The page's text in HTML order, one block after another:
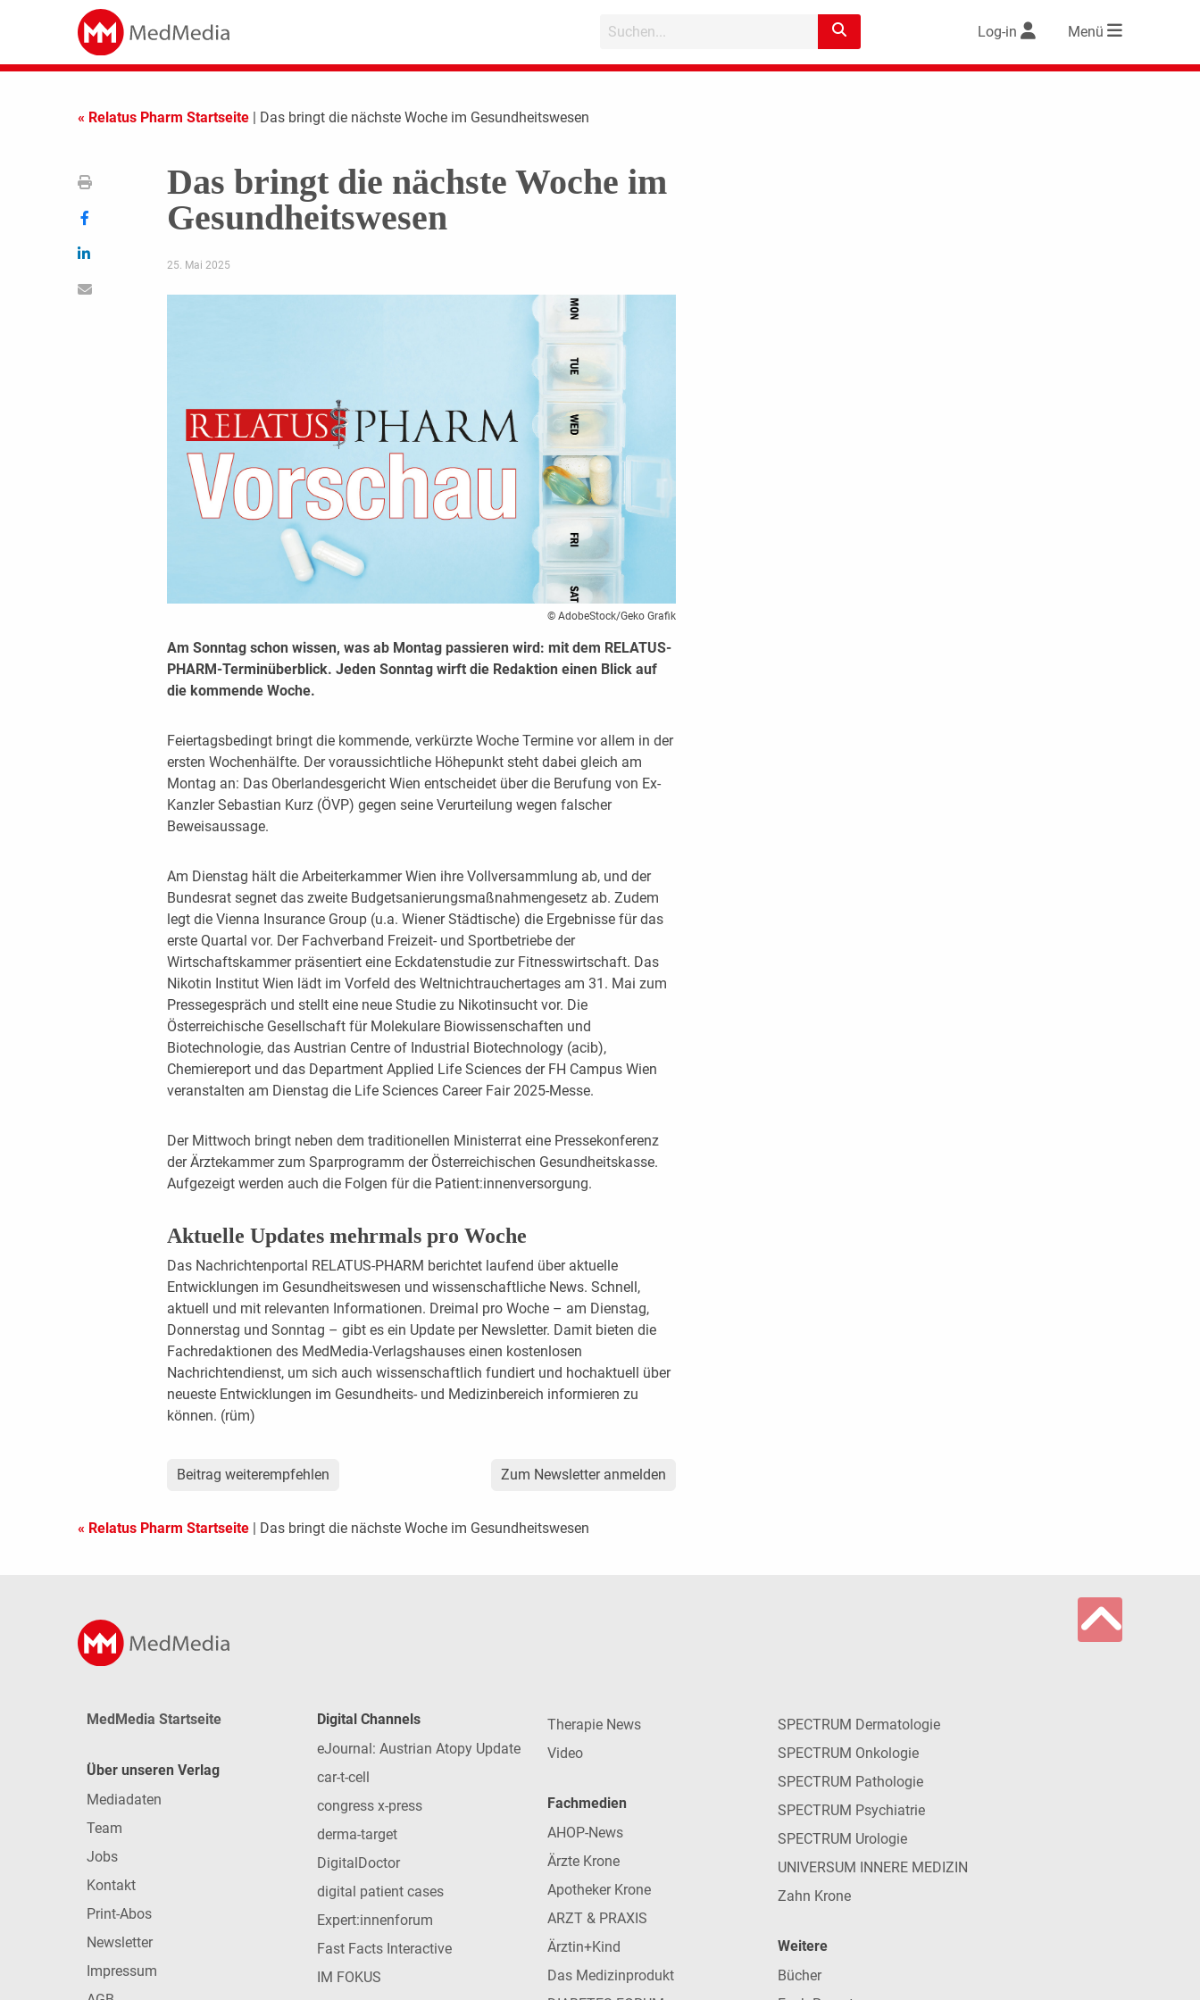
Log-in Menü
« Relatus Pharm Startseite | Das bringt die nächste Woche im Gesundheitswesen
Das bringt die nächste Woche im
Gesundheitswesen
25. Mai 2025
© AdobeStock/Geko Grafik
Am Sonntag schon wissen, was ab Montag passieren wird: mit dem RELATUS-
PHARM-Terminüberblick. Jeden Sonntag wirft die Redaktion einen Blick auf
die kommende Woche.
Feiertagsbedingt bringt die kommende, verkürzte Woche Termine vor allem in der
ersten Wochenhälfte. Der voraussichtliche Höhepunkt steht dabei gleich am
Montag an: Das Oberlandesgericht Wien entscheidet über die Berufung von Ex-
Kanzler Sebastian Kurz (ÖVP) gegen seine Verurteilung wegen falscher
Beweisaussage.
Am Dienstag hält die Arbeiterkammer Wien ihre Vollversammlung ab, und der
Bundesrat segnet das zweite Budgetsanierungsmaßnahmengesetz ab. Zudem
legt die Vienna Insurance Group (u.a. Wiener Städtische) die Ergebnisse für das
erste Quartal vor. Der Fachverband Freizeit- und Sportbetriebe der
Wirtschaftskammer präsentiert eine Eckdatenstudie zur Fitnesswirtschaft. Das
Nikotin Institut Wien lädt im Vorfeld des Weltnichtrauchertages am 31. Mai zum
Pressegespräch und stellt eine neue Studie zu Nikotinsucht vor. Die
Österreichische Gesellschaft für Molekulare Biowissenschaften und
Biotechnologie, das Austrian Centre of Industrial Biotechnology (acib),
Chemiereport und das Department Applied Life Sciences der FH Campus Wien
veranstalten am Dienstag die Life Sciences Career Fair 2025-Messe.
Der Mittwoch bringt neben dem traditionellen Ministerrat eine Pressekonferenz
der Ärztekammer zum Sparprogramm der Österreichischen Gesundheitskasse.
Aufgezeigt werden auch die Folgen für die Patient:innenversorgung.
Aktuelle Updates mehrmals pro Woche
Das Nachrichtenportal RELATUS-PHARM berichtet laufend über aktuelle
Entwicklungen im Gesundheitswesen und wissenschaftliche News. Schnell,
aktuell und mit relevanten Informationen. Dreimal pro Woche – am Dienstag,
Donnerstag und Sonntag – gibt es ein Update per Newsletter. Damit bieten die
Fachredaktionen des MedMedia-Verlagshauses einen kostenlosen
Nachrichtendienst, um sich auch wissenschaftlich fundiert und hochaktuell über
neueste Entwicklungen im Gesundheits- und Medizinbereich informieren zu
können. (rüm)
Beitrag weiterempfehlen Zum Newsletter anmelden
« Relatus Pharm Startseite | Das bringt die nächste Woche im Gesundheitswesen
MedMedia Startseite
Über unseren Verlag
Mediadaten
Team
Jobs
Kontakt
Print-Abos
Newsletter
Impressum
Digital Channels
eJournal: Austrian Atopy Update
car-t-cell
congress x-press
derma-target
DigitalDoctor
digital patient cases
Expert:innenforum
Fast Facts Interactive
IM FOKUS
Therapie News
Video
Fachmedien
AHOP-News
Ärzte Krone
Apotheker Krone
ARZT & PRAXIS
Ärztin+Kind
Das Medizinprodukt
SPECTRUM Dermatologie
SPECTRUM Onkologie
SPECTRUM Pathologie
SPECTRUM Psychiatrie
SPECTRUM Urologie
UNIVERSUM INNERE MEDIZIN
Zahn Krone
Weitere
Bücher